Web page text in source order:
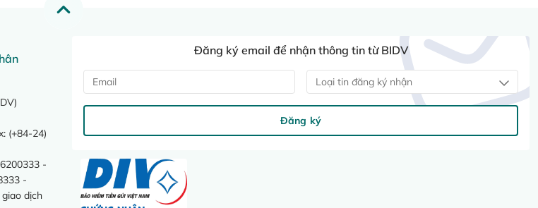
(+84-24)
-
-
dịch
Đăng ký email để nhận thông tin từ BIDV
Loại tin đăng ký nhận
Đăng ký